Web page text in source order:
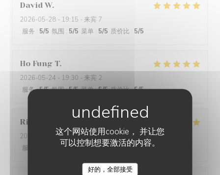
这个网站使用cookie， 并让您
可以控制想要激活的内容。
好的，全部接受
David W
2026-05-28 - 19:15 - 来宾 7
服务 : 5/5 氛围 : 5/5 菜单 : 5/5 质价比 : 5/5
Ho Fung T
2026-05-24 - 19:30 - 来宾 2
服务:5/5 氛围:5/5 菜单:5/5 质价比:5/5
Riccardo
2026-05-25- 21:45 - 来宾 2
服务
: 4/5 菜单:5/5 质价比: 5 /5